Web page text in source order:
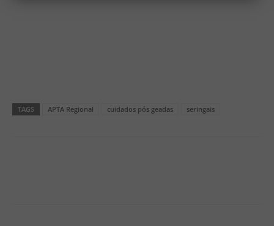
TAGS APTA Regional cuidados pós geadas seringais